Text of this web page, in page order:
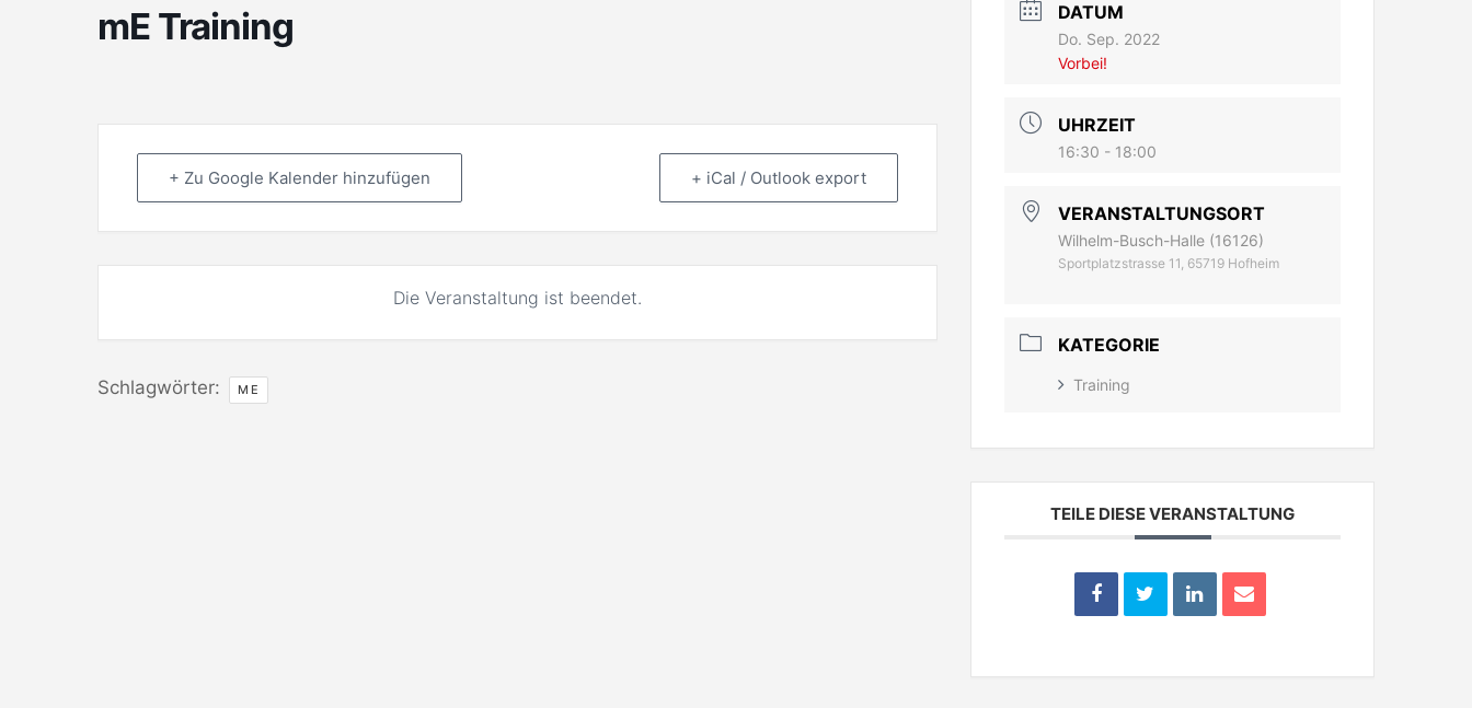
mE Training
+ Zu Google Kalender hinzufügen + iCal / Outlook export
Die Veranstaltung ist beendet.
Schlagwörter: ME
DATUM
Do. Sep. 2022
Vorbei!
UHRZEIT
16:30 - 18:00
VERANSTALTUNGSORT
Wilhelm-Busch-Halle (16126)
Sportplatzstrasse 11, 65719 Hofheim
KATEGORIE
Training
TEILE DIESE VERANSTALTUNG